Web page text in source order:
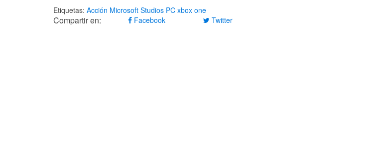
Etiquetas: Acción Microsoft Studios PC xbox one
Compartir en: Facebook Twitter